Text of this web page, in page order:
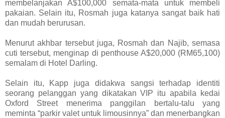
membelanjakan A$100,000 semata-mata untuk membeli
pakaian. Selain itu, Rosmah juga katanya sangat baik hati
dan mudah berurusan.
Menurut akhbar tersebut juga, Rosmah dan Najib, semasa
cuti tersebut, menginap di penthouse A$20,000 (RM65,100)
semalam di Hotel Darling.
Selain itu, Kapp juga didakwa sangsi terhadap identiti
seorang pelanggan yang dikatakan VIP itu apabila kedai
Oxford Street menerima panggilan bertalu-talu yang
meminta “parkir valet untuk limousinnya” dan menerbangkan